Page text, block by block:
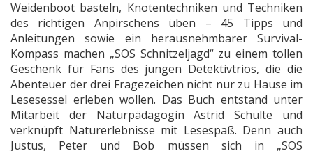
Weidenboot basteln, Knotentechniken und Techniken
des richtigen Anpirschens üben – 45 Tipps und
Anleitungen sowie ein herausnehmbarer Survival-
Kompass machen „SOS Schnitzeljagd“ zu einem tollen
Geschenk für Fans des jungen Detektivtrios, die die
Abenteuer der drei Fragezeichen nicht nur zu Hause im
Lesesessel erleben wollen. Das Buch entstand unter
Mitarbeit der Naturpädagogin Astrid Schulte und
verknüpft Naturerlebnisse mit Lesespaß. Denn auch
Justus, Peter und Bob müssen sich in „SOS